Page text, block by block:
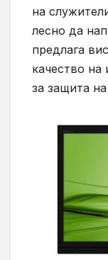
на
лесно да
предлага
качество на
за защита